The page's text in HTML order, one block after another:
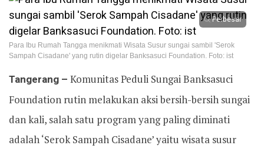
Perbesar
Para Ibu Rumah Tangga menikmati Wisata Susur sungai sambil 'Serok
Sampah Cisadane' yang rutin digelar Banksasuci Foundation. Foto: ist
Tangerang – Komunitas Peduli Sungai Banksasuci
Foundation rutin melakukan aksi bersih-bersih sungai
dan kali, salah satu program yang paling diminati
adalah ‘Serok Sampah Cisadane’ yaitu wisata susur